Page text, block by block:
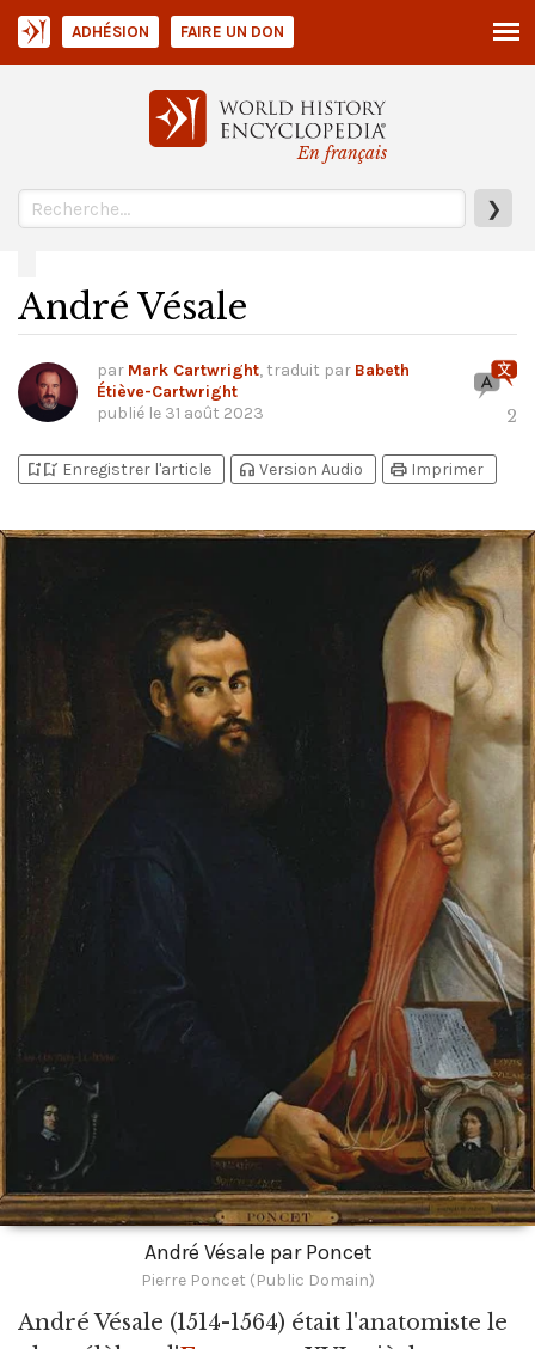
En français
❯
ADHÉSION FAIRE UN DON
André Vésale
par Mark Cartwright, traduit par Babeth
Étiève-Cartwright
publié le 31 août 2023 2
bookmark_addbookmark_added Enregistrer l'article headphones Version Audio print Imprimer
André Vésale par Poncet
Pierre Poncet (Public Domain)
André Vésale (1514-1564) était l'anatomiste le